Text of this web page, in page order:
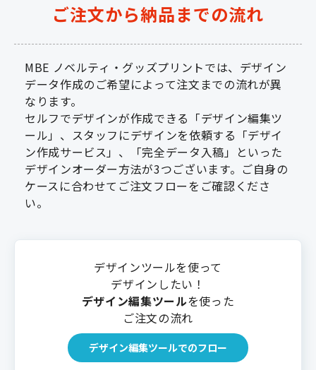
ご注文から納品までの流れ
MBE ノベルティ・グッズプリントでは、デザイン
データ作成のご希望によって注文までの流れが異
なります。
セルフでデザインが作成できる「デザイン編集ツ
ール」、スタッフにデザインを依頼する「デザイ
ン作成サービス」、「完全データ入稿」といった
デザインオーダー方法が3つございます。ご自身の
ケースに合わせてご注文フローをご確認くださ
い。
デザインツールを使って
デザインしたい！
デザイン編集ツールを使った
ご注文の流れ
デザイン編集ツールでのフロー